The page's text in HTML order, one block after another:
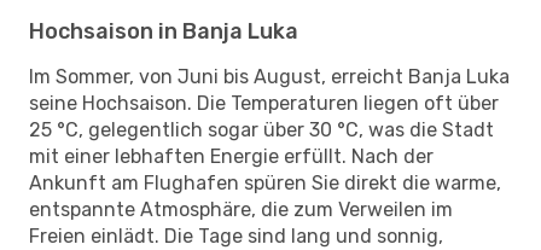
Hochsaison in Banja Luka
Im Sommer, von Juni bis August, erreicht Banja Luka
seine Hochsaison. Die Temperaturen liegen oft über
25 °C, gelegentlich sogar über 30 °C, was die Stadt
mit einer lebhaften Energie erfüllt. Nach der
Ankunft am Flughafen spüren Sie direkt die warme,
entspannte Atmosphäre, die zum Verweilen im
Freien einlädt. Die Tage sind lang und sonnig,